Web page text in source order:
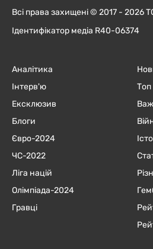
Всі права захищені © 2017 - 2026
Ідентифікатор медіа R40-06374
Аналітика
Інтерв'ю
Ексклюзив
Блоги
Євро-2024
ЧC-2022
Ліга націй
Олімпіада-2024
Гравці
Топ